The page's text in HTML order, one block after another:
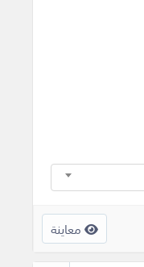
معاينة